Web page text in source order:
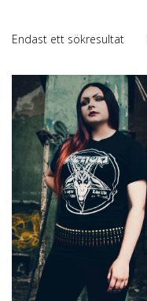
Endast ett sökresultat